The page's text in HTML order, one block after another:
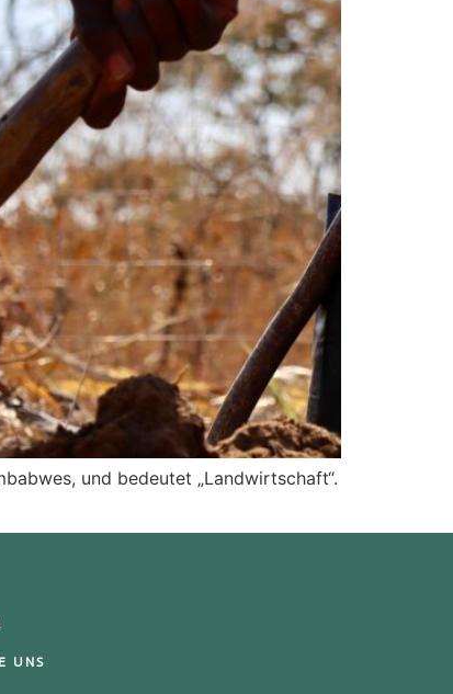
und bedeutet „Landwirtschaft“.
UNS